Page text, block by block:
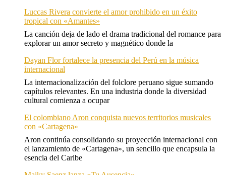
Luccas Rivera convierte el amor prohibido en un éxito
tropical con «Amantes»
La canción deja de lado el drama tradicional del romance para
explorar un amor secreto y magnético donde la
Dayan Flor fortalece la presencia del Perú en la música
internacional
La internacionalización del folclore peruano sigue sumando
capítulos relevantes. En una industria donde la diversidad
cultural comienza a ocupar
El colombiano Aron conquista nuevos territorios musicales
con «Cartagena»
Aron continúa consolidando su proyección internacional con
el lanzamiento de «Cartagena», un sencillo que encapsula la
esencia del Caribe